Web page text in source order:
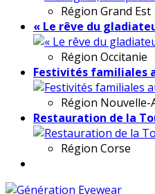
Région Grand Est
« Le rêve du
Région Occitanie
Festivités familiales
Région Nouvelle-
Restauration de la
Région Corse